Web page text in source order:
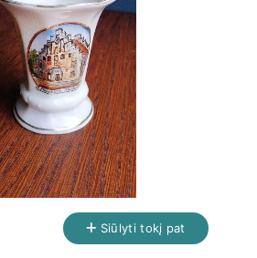
Siūlyti tokį pat